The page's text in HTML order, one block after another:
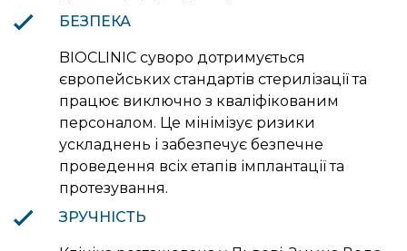
БЕЗПЕКА
BIOCLINIC суворо дотримується
європейських стандартів стерилізації та
працює виключно з кваліфікованим
персоналом. Це мінімізує ризики
ускладнень і забезпечує безпечне
проведення всіх етапів імплантації та
протезування.
ЗРУЧНІСТЬ